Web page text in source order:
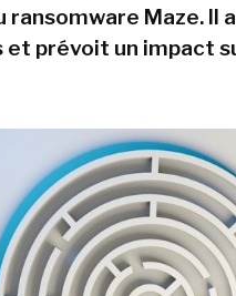
Maze. Il
et prévoit un impact